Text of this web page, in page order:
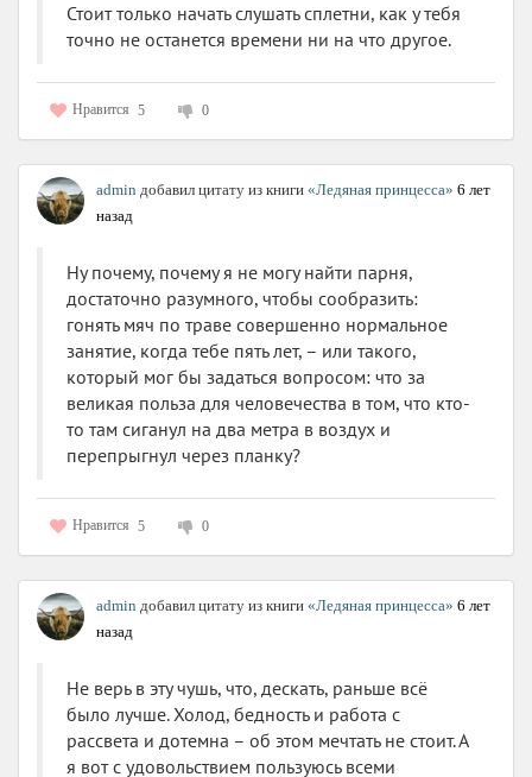
Стоит только начать слушать сплетни, как у тебя
точно не останется времени ни на что другое.
Нравится 5 0
admin добавил цитату из книги «Ледяная принцесса» 6 лет
назад
Ну почему, почему я не могу найти парня,
достаточно разумного, чтобы сообразить:
гонять мяч по траве совершенно нормальное
занятие, когда тебе пять лет, – или такого,
который мог бы задаться вопросом: что за
великая польза для человечества в том, что кто-
то там сиганул на два метра в воздух и
перепрыгнул через планку?
Нравится 5 0
admin добавил цитату из книги «Ледяная принцесса» 6 лет
назад
Не верь в эту чушь, что, дескать, раньше всё
было лучше. Холод, бедность и работа с
рассвета и дотемна – об этом мечтать не стоит. А
я вот с удовольствием пользуюсь всеми